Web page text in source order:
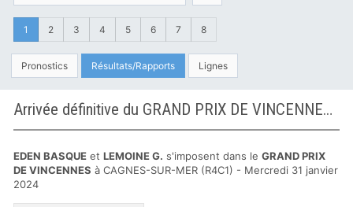
1 2 3 4 5 6 7 8
Pronostics Résultats/Rapports Lignes
Arrivée définitive du GRAND PRIX DE VINCENNES à CAGNES-SUR-MER
EDEN BASQUE et LEMOINE G. s'imposent dans le GRAND PRIX
DE VINCENNES à CAGNES-SUR-MER (R4C1) - Mercredi 31 janvier
2024